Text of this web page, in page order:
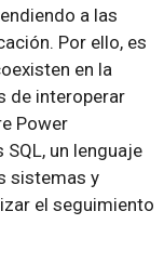
a las
Por ello, es
en la
de interoperar
Power
un lenguaje
sistemas y
el seguimiento